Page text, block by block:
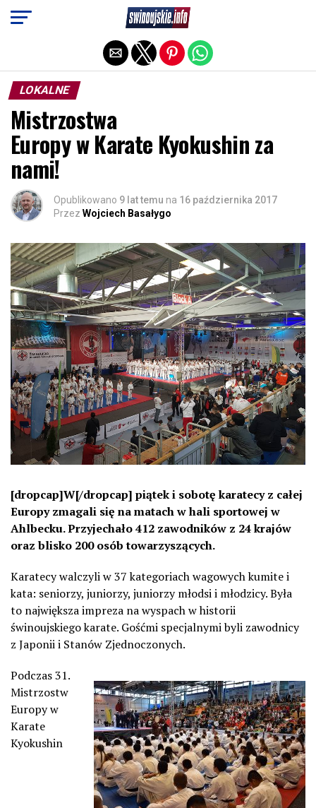
LOKALNE
Mistrzostwa
Europy w Karate Kyokushin za
nami!
Opublikowano 9 lat temu na 16 października 2017
Przez Wojciech Basałygo
[dropcap]W[/dropcap] piątek i sobotę karatecy z całej
Europy zmagali się na matach w hali sportowej w
Ahlbecku. Przyjechało 412 zawodników z 24 krajów
oraz blisko 200 osób towarzyszących.
Karatecy walczyli w 37 kategoriach wagowych kumite i
kata: seniorzy, juniorzy, juniorzy młodsi i młodzicy. Była
to największa impreza na wyspach w historii
świnoujskiego karate. Gośćmi specjalnymi byli zawodnicy
z Japonii i Stanów Zjednoczonych.
Podczas 31.
Mistrzostw
Europy w
Karate
Kyokushin
Exit mobile version